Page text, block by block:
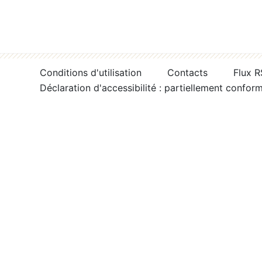
Conditions d'utilisation Contacts
Flux
Déclaration d'accessibilité : partiellement